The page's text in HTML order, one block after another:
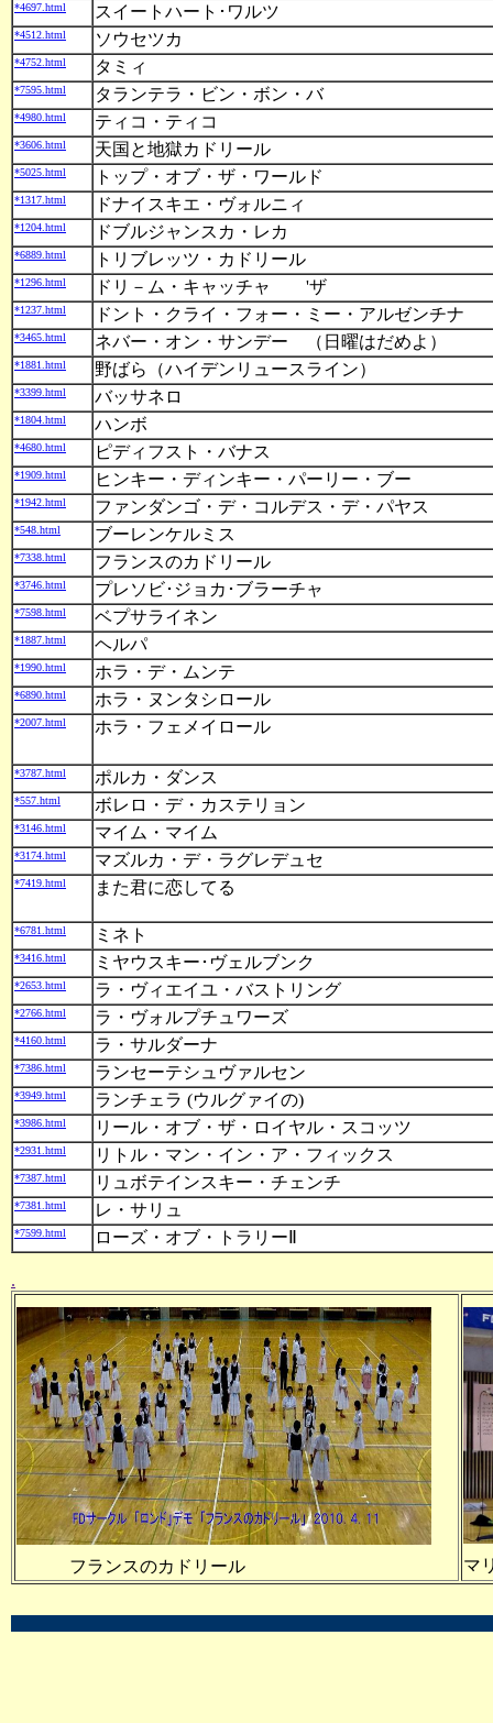
*4697.html スイートハート･ワルツ
*4512.html ソウセツカ
*4752.html タミィ
*7595.html タランテラ・ビン・ボン・バ
*4980.html ティコ・ティコ
*3606.html 天国と地獄カドリール
*5025.html トップ・オブ・ザ・ワールド
*1317.html ドナイスキエ・ヴォルニィ
*1204.html ドブルジャンスカ・レカ
*6889.html トリブレッツ・カドリール
*1296.html ドリ－ム・キャッチャ 'ザ
*1237.html ドント・クライ・フォー・ミー・アルゼンチナ
*3465.html ネバー・オン・サンデー （日曜はだめよ）
*1881.html 野ばら（ハイデンリュースライン）
*3399.html バッサネロ
*1804.html ハンボ
*4680.html ピディフスト・バナス
*1909.html ヒンキー・ディンキー・パーリー・ブー
*1942.html ファンダンゴ・デ・コルデス・デ・パヤス
*548.html ブーレンケルミス
*7338.html フランスのカドリール
*3746.html プレソビ･ジョカ･ブラーチャ
*7598.html ベプサライネン
*1887.html ヘルパ
*1990.html ホラ・デ・ムンテ
*6890.html ホラ・ヌンタシロール
*2007.html ホラ・フェメイロール
*3787.html ポルカ・ダンス
*557.html ボレロ・デ・カステリョン
*3146.html マイム・マイム
*3174.html マズルカ・デ・ラグレデュセ
*7419.html また君に恋してる
*6781.html ミネト
*3416.html ミヤウスキー･ヴェルブンク
*2653.html ラ・ヴィエイユ・バストリング
*2766.html ラ・ヴォルプチュワーズ
*4160.html ラ・サルダーナ
*7386.html ランセーテシュヴァルセン
*3949.html ランチェラ (ウルグァイの)
*3986.html リール・オブ・ザ・ロイヤル・スコッツ
*2931.html リトル・マン・イン・ア・フィックス
*7387.html リュボテインスキー・チェンチ
*7381.html レ・サリュ
*7599.html ローズ・オブ・トラリーⅡ
.
フランスのカドリール マ